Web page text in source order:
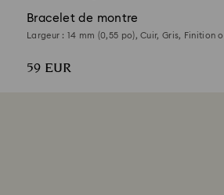
Bracelet de montre
Largeur : 14 mm (0,55 po), Cuir, Gris, Finition or
59 EUR